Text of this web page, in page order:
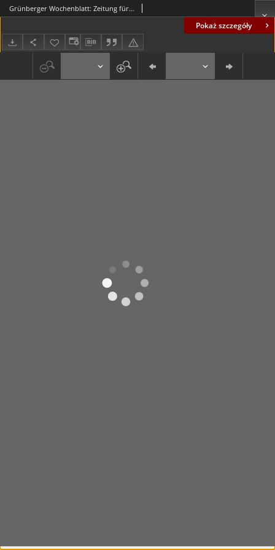
Pokaż szczegóły
Grünberger Wochenblatt: Zeitung für Stadt und Land, No. 249. ( 23. Oktober 1930 )